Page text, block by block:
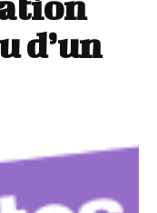
d’un